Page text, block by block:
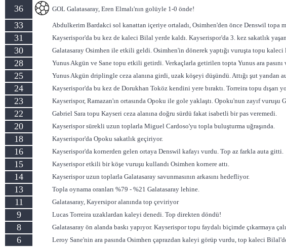
36 GOL Galatasaray, Eren Elmalı'nın golüyle 1-0 önde!
33 Abdulkerim Bardakci sol kanattan içeriye ortaladı, Osimhen'den önce Denswil topa
31 Kayserispor'da bu kez de kaleci Bilal yerde kaldı. Kayserispor'da 3. kez sakatlık
30 Galatasaray Osimhen ile etkili geldi. Osimhen'in dönerek yaptığı vuruşta topu
28 Yunus Akgün ve Sane topu etkili getirdi. Verkaçlarla getirilen topta Yunus ara pasını
25 Yunus Akgün driplingle ceza alanına girdi, uzak köşeyi düşündü. Attığı şut yandan
24 Kayserispor'da bu kez de Dorukhan Toköz kendini yere bıraktı. Torreira topu dışarı
23 Kayserispor, Ramazan'ın ortasında Opoku ile gole yaklaştı. Opoku'nun zayıf vuruşu
22 Gabriel Sara topu Kayseri ceza alanına doğru sürdü fakat isabetli bir pas veremedi.
20 Kayserispor sürekli uzun toplarla Miguel Cardoso'yu topla buluşturma uğraşında.
18 Kayserispor'da Opoku sakatlık geçiriyor.
16 Kayserispor'da kornerden gelen ortaya Denswil kafayı vurdu. Top az farkla auta gitti.
15 Kayserispor etkili bir köşe vuruşu kullandı Osimhen kornere attı.
14 Kayserispor uzun toplarla Galatasaray savunmasının arkasını hedefliyor.
13 Topla oynama oranları %79 - %21 Galatasaray lehine.
11 Galatasaray, Kayersipor alanında top çeviriyor
9 Lucas Torreira uzaklardan kaleyi denedi. Top direkten döndü!
8 Galatasaray ön alanda baskı yapıyor. Kayserispor topu faydalı biçimde çıkarmaya
6 Leroy Sane'nin ara pasında Osimhen çaprazdan kaleyi görüp vurdu, top kaleci